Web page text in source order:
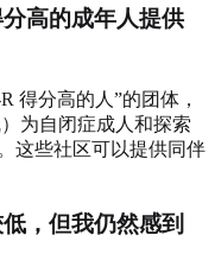
高的成年人提供
得分高的人”的团体，
）为自闭症成人和探索
这些社区可以提供同伴
，但我仍然感到